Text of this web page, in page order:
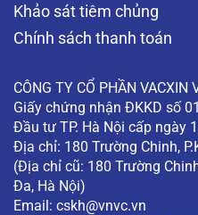
Khảo sát tiêm chủng
Chính sách thanh toán
CÔNG TY CỔ PHẦN VACXIN
Giấy chứng nhận ĐKKD số
Đầu tư TP. Hà Nội cấp ngày
Địa chỉ: 180 Trường Chinh,
(Địa chỉ cũ: 180 Trường
Đa, Hà Nội)
Email: cskh@vnvc.vn